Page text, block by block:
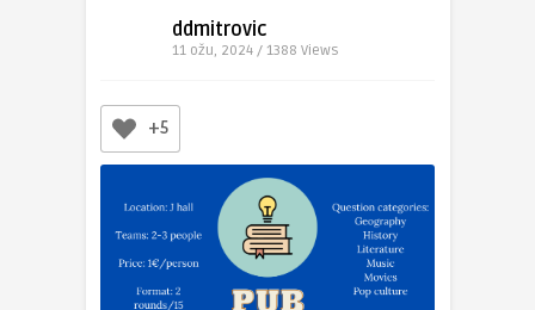
ddmitrovic
11 ožu, 2024 / 1388 Views
+5